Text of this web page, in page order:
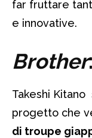
far fruttare
e innovative.
Brother
Takeshi Kitano
progetto che
di troupe